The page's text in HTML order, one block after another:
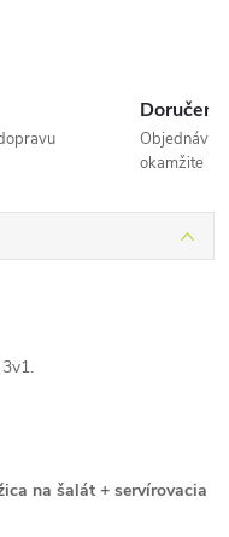
okamžite
na šalát + servírovacia